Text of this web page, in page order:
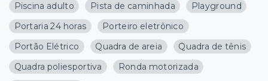
Piscina adulto
Pista de caminhada
Playground
Portaria 24 horas
Porteiro eletrônico
Portão Elétrico
Quadra de areia
Quadra de tênis
Quadra poliesportiva
Ronda motorizada